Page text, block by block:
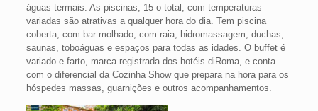
águas termais. As piscinas, 15 o total, com temperaturas
variadas são atrativas a qualquer hora do dia. Tem piscina
coberta, com bar molhado, com raia, hidromassagem, duchas,
saunas, toboáguas e espaços para todas as idades. O buffet é
variado e farto, marca registrada dos hotéis diRoma, e conta
com o diferencial da Cozinha Show que prepara na hora para os
hóspedes massas, guarnições e outros acompanhamentos.